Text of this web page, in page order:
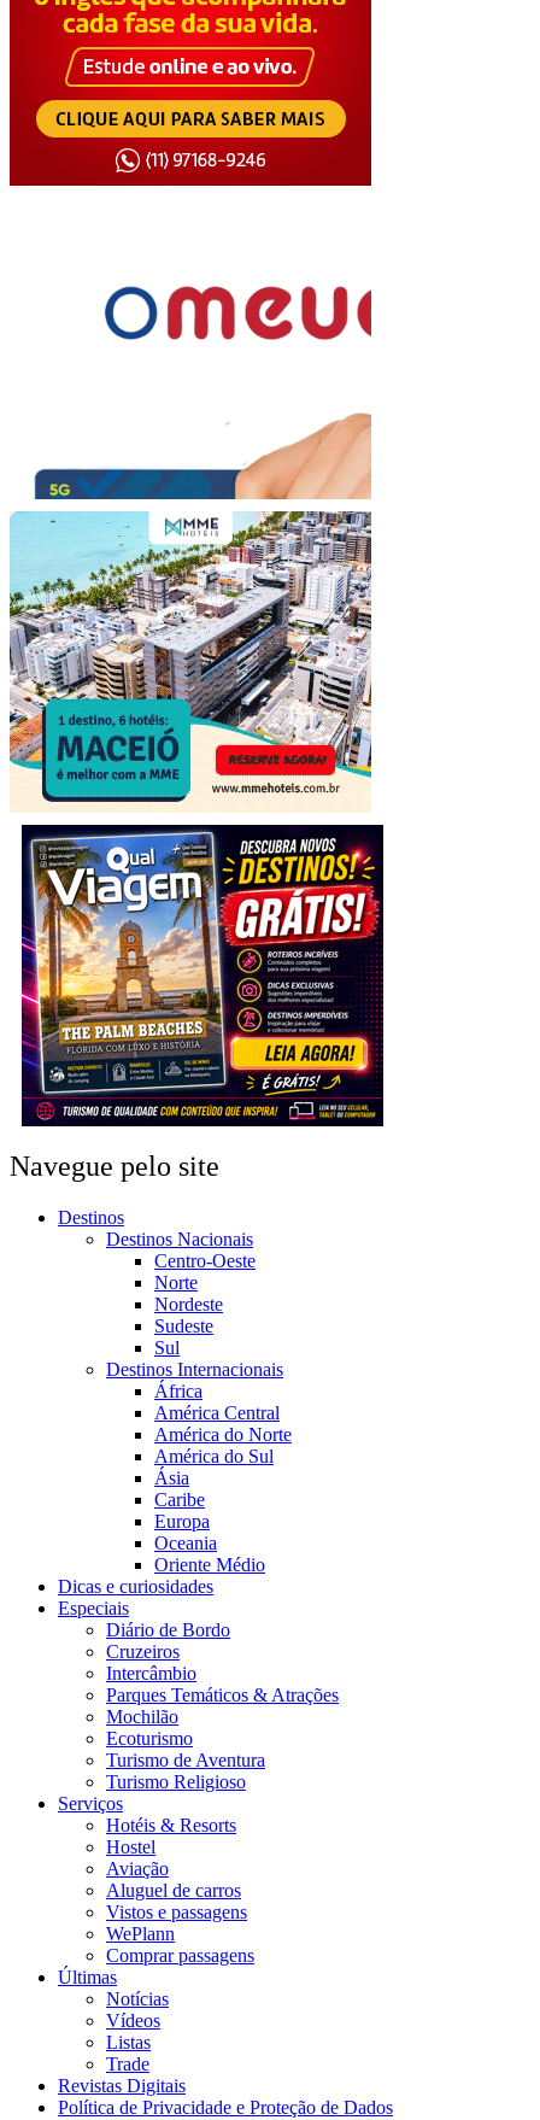
Navegue pelo site
Destinos
Destinos Nacionais
Centro-Oeste
Norte
Nordeste
Sudeste
Sul
Destinos Internacionais
África
América Central
América do Norte
América do Sul
Ásia
Caribe
Europa
Oceania
Oriente Médio
Dicas e curiosidades
Especiais
Diário de Bordo
Cruzeiros
Intercâmbio
Parques Temáticos & Atrações
Mochilão
Ecoturismo
Turismo de Aventura
Turismo Religioso
Serviços
Hotéis & Resorts
Hostel
Aviação
Aluguel de carros
Vistos e passagens
WePlann
Comprar passagens
Últimas
Notícias
Vídeos
Listas
Trade
Revistas Digitais
Política de Privacidade e Proteção de Dados